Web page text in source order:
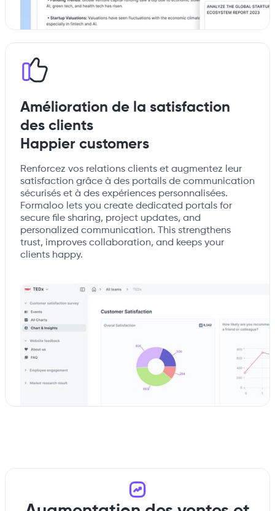
Amélioration de la satisfaction
des clients
Happier customers
Renforcez vos relations clients et augmentez leur
satisfaction grâce à des portails de communication
sécurisés et à des expériences personnalisées.
Formaloo lets you create dedicated portals for
secure file sharing, project updates, and
personalized communication. This strengthens
trust, improves collaboration, and keeps your
clients happy.